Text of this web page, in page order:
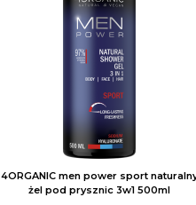
4ORGANIC men power sport
żel pod prysznic 3w1 500ml